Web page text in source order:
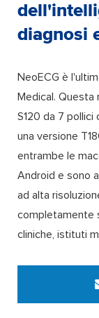
diagnosi
NeoECG è
Medical. Questa
S120 da 7
una versione
entrambe le
Android e sono
ad alta
completamente
cliniche, istituti